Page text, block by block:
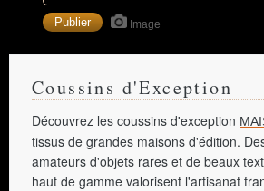
Image
Coussins d'Exception
Découvrez les coussins d'exception
tissus de grandes maisons d'édition.
amateurs d'objets rares et de beaux
haut de gamme valorisent l'artisanat